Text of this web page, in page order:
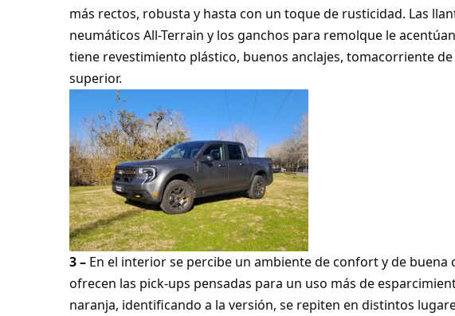
más rectos, robusta y hasta con un toque de rusticidad. Las
neumáticos All-Terrain y los ganchos para remolque le
tiene revestimiento plástico, buenos anclajes, tomacorriente
superior.
3 – En el interior se percibe un ambiente de confort y de buena
ofrecen las pick-ups pensadas para un uso más de
naranja, identificando a la versión, se repiten en distintos